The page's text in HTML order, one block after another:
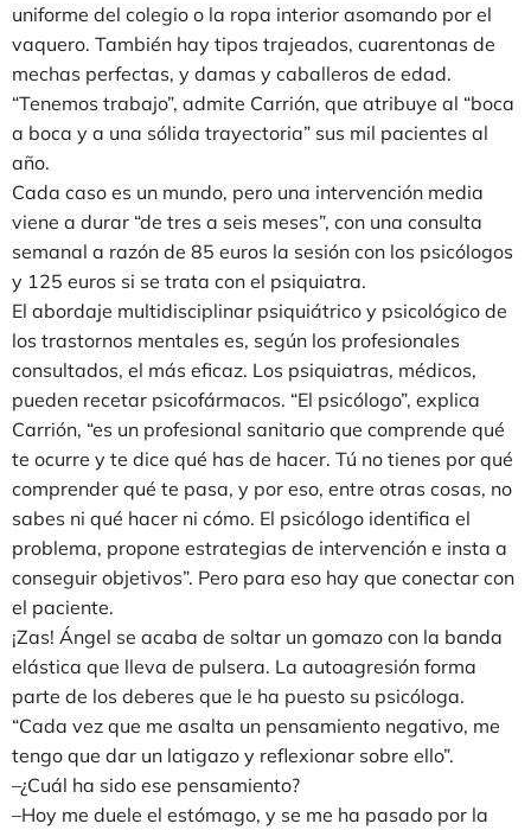
uniforme del colegio o la ropa interior asomando por el
vaquero. También hay tipos trajeados, cuarentonas de
mechas perfectas, y damas y caballeros de edad.
“Tenemos trabajo”, admite Carrión, que atribuye al “boca
a boca y a una sólida trayectoria” sus mil pacientes al
año.
Cada caso es un mundo, pero una intervención media
viene a durar “de tres a seis meses”, con una consulta
semanal a razón de 85 euros la sesión con los psicólogos
y 125 euros si se trata con el psiquiatra.
El abordaje multidisciplinar psiquiátrico y psicológico de
los trastornos mentales es, según los profesionales
consultados, el más eficaz. Los psiquiatras, médicos,
pueden recetar psicofármacos. “El psicólogo”, explica
Carrión, “es un profesional sanitario que comprende qué
te ocurre y te dice qué has de hacer. Tú no tienes por qué
comprender qué te pasa, y por eso, entre otras cosas, no
sabes ni qué hacer ni cómo. El psicólogo identifica el
problema, propone estrategias de intervención e insta a
conseguir objetivos”. Pero para eso hay que conectar con
el paciente.
¡Zas! Ángel se acaba de soltar un gomazo con la banda
elástica que lleva de pulsera. La autoagresión forma
parte de los deberes que le ha puesto su psicóloga.
“Cada vez que me asalta un pensamiento negativo, me
tengo que dar un latigazo y reflexionar sobre ello”.
–¿Cuál ha sido ese pensamiento?
–Hoy me duele el estómago, y se me ha pasado por la